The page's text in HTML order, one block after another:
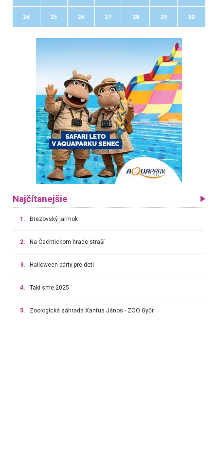
24 25 26 27 28 29 30
Najčítanejšie
1. Brezovský jarmok
2. Na Čachtickom hrade straší
3. Halloween párty pre deti
4. Takí sme 2025
5. Zoologická záhrada Xantus János - ZOO Győr